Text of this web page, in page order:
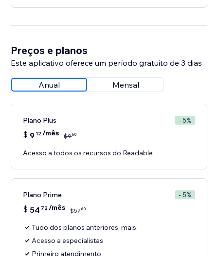
Preços e planos
Este aplicativo oferece um período gratuito de 3 dias
Anual Mensal
Plano Plus - 5%
$ 9 12/mês $960
Acesso a todos os recursos do Readable
Plano Prime - 5%
$ 54 72/mês $5760
Tudo dos planos anteriores, mais:
Acesso a especialistas
Primeiro atendimento